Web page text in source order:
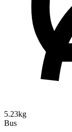
5.23kg
Bus